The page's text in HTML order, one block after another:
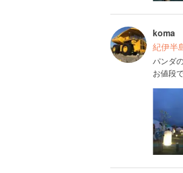
koma
紀伊半
パンダ
お値段